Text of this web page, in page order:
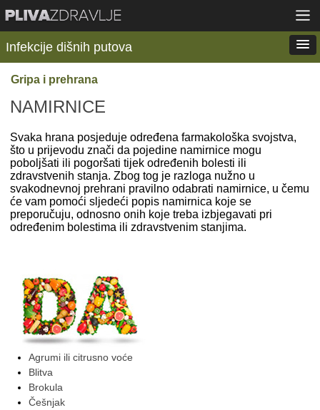
Infekcije dišnih putova
Gripa i prehrana
NAMIRNICE
Svaka hrana posjeduje određena farmakološka svojstva,
što u prijevodu znači da pojedine namirnice mogu
poboljšati ili pogoršati tijek određenih bolesti ili
zdravstvenih stanja. Zbog tog je razloga nužno u
svakodnevnoj prehrani pravilno odabrati namirnice, u čemu
će vam pomoći sljedeći popis namirnica koje se
preporučuju, odnosno onih koje treba izbjegavati pri
određenim bolestima ili zdravstvenim stanjima.
Agrumi ili citrusno voće
Blitva
Brokula
Češnjak